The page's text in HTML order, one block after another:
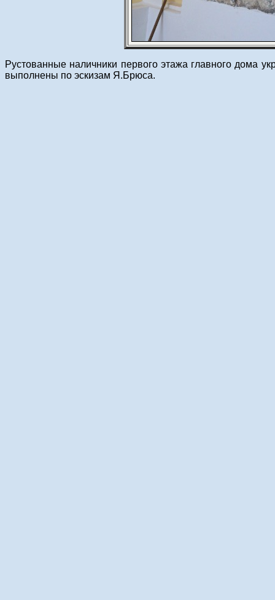
Рустованные наличники первого этажа главного дома
выполнены по эскизам Я.Брюса.